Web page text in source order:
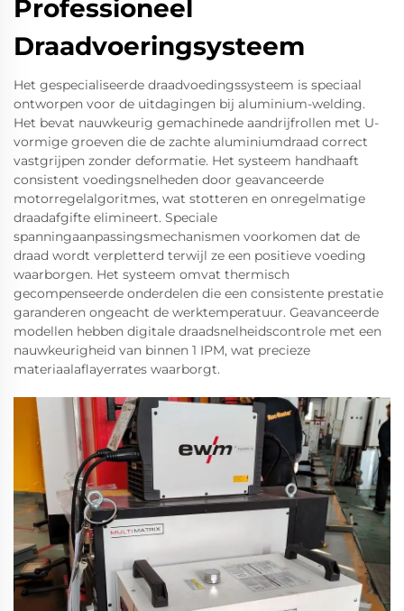
Professioneel
Draadvoeringsysteem
Het gespecialiseerde draadvoedingssysteem is speciaal
ontworpen voor de uitdagingen bij aluminium-welding.
Het bevat nauwkeurig gemachinede aandrijfrollen met U-
vormige groeven die de zachte aluminiumdraad correct
vastgrijpen zonder deformatie. Het systeem handhaaft
consistent voedingsnelheden door geavanceerde
motorregelalgoritmes, wat stotteren en onregelmatige
draadafgifte elimineert. Speciale
spanningaanpassingsmechanismen voorkomen dat de
draad wordt verpletterd terwijl ze een positieve voeding
waarborgen. Het systeem omvat thermisch
gecompenseerde onderdelen die een consistente prestatie
garanderen ongeacht de werktemperatuur. Geavanceerde
modellen hebben digitale draadsnelheidscontrole met een
nauwkeurigheid van binnen 1 IPM, wat precieze
materiaalaflayerrates waarborgt.